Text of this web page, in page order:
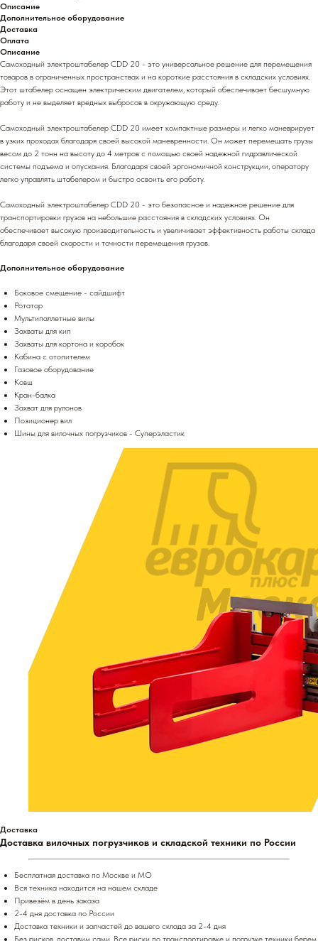
Описание
Дополнительное оборудование
Доставка
Оплата
Описание
Самоходный электроштабелер CDD 20 - это универсальное решение для перемещения
товаров в ограниченных пространствах и на короткие расстояния в складских условиях.
Этот штабелер оснащен электрическим двигателем, который обеспечивает бесшумную
работу и не выделяет вредных выбросов в окружающую среду.
Самоходный электроштабелер CDD 20 имеет компактные размеры и легко маневрирует
в узких проходах благодаря своей высокой маневренности. Он может перемещать грузы
весом до 2 тонн на высоту до 4 метров с помощью своей надежной гидравлической
системы подъема и опускания. Благодаря своей эргономичной конструкции, оператору
легко управлять штабелером и быстро освоить его работу.
Самоходный электроштабелер CDD 20 - это безопасное и надежное решение для
транспортировки грузов на небольшие расстояния в складских условиях. Он
обеспечивает высокую производительность и увеличивает эффективность работы склада
благодаря своей скорости и точности перемещения грузов.
Дополнительное оборудование
Боковое смещение - сайдшифт
Ротатор
Мультипаллетные вилы
Захваты для кип
Захваты для кортона и коробок
Кабина с отопителем
Газовое оборудование
Ковш
Кран-балка
Захват для рулонов
Позиционер вил
Шины для вилочных погрузчиков - Суперэластик
Доставка
Доставка вилочных погрузчиков и складской техники по России
Бесплатная доставка по Москве и МО
Вся техника находится на нашем складе
Привезём в день заказа
2-4 дня доставка по России
Доставка техники и запчастей до вашего склада за 2-4 дня
Без рисков, доставим сами. Все риски по транспортировке и погрузке техники берем